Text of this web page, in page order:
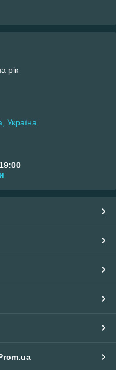
рік
Україна